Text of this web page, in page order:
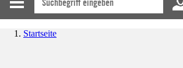
Startseite